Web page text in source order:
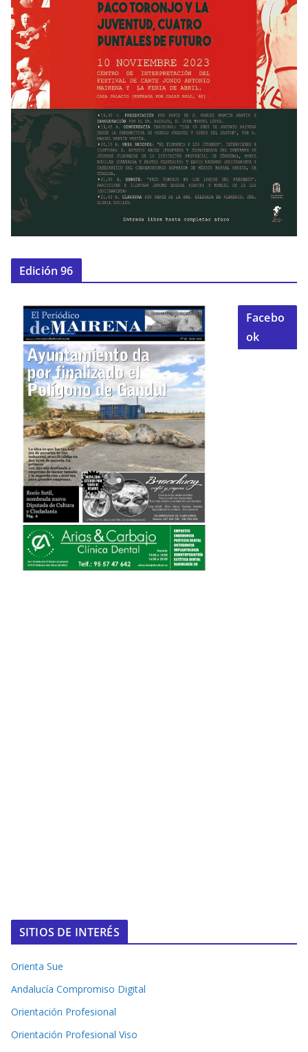
Edición 96
Facebo
ok
SITIOS DE INTERÉS
Orienta Sue
Andalucía Compromiso Digital
Orientación Profesional
Orientación Profesional Viso